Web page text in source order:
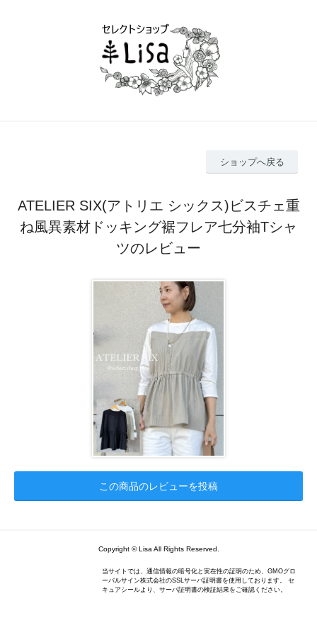
ショップへ戻る
ATELIER SIX(アトリエ シックス)ビスチェ重
ね風異素材ドッキング裾フレア七分袖Tシャ
ツのレビュー
この商品のレビューを投稿
Copyright © Lisa All Rights Reserved.
当サイトでは、通信情報の暗号化と実在性の証明のため、GMOグロ
ーバルサイン株式会社のSSLサーバ証明書を使用しております。 セ
キュアシールより、サーバ証明書の検証結果をご確認ください。